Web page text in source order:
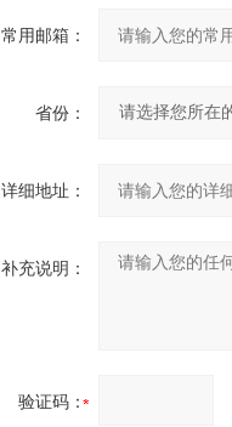
常用邮箱：
省份：
详细地址：
补充说明：
验证码：